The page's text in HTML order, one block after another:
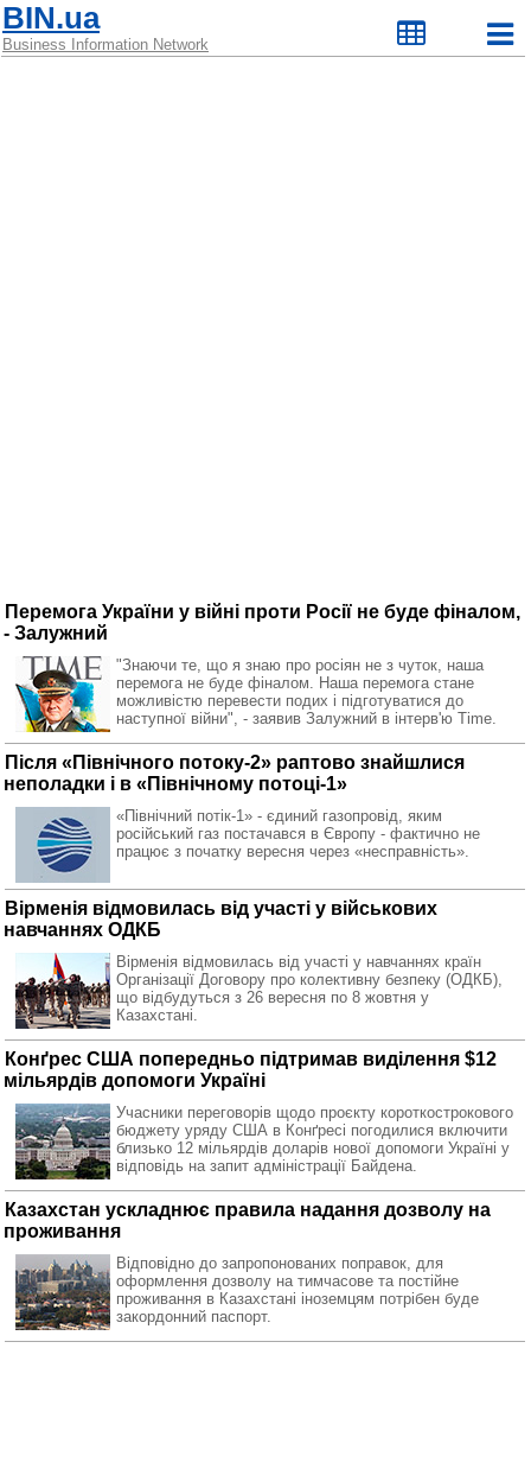
BIN.ua
Business Information Network
Перемога України у війні проти Росії не буде фіналом,
- Залужний
"Знаючи те, що я знаю про росіян не з чуток, наша
перемога не буде фіналом. Наша перемога стане
можливістю перевести подих і підготуватися до
наступної війни", - заявив Залужний в інтерв'ю Time.
Після «Північного потоку-2» раптово знайшлися
неполадки і в «Північному потоці-1»
«Північний потік-1» - єдиний газопровід, яким
російський газ постачався в Європу - фактично не
працює з початку вересня через «несправність».
Вірменія відмовилась від участі у військових
навчаннях ОДКБ
Вірменія відмовилась від участі у навчаннях країн
Організації Договору про колективну безпеку (ОДКБ),
що відбудуться з 26 вересня по 8 жовтня у
Казахстані.
Конґрес США попередньо підтримав виділення $12
мільярдів допомоги Україні
Учасники переговорів щодо проєкту короткострокового
бюджету уряду США в Конґресі погодилися включити
близько 12 мільярдів доларів нової допомоги Україні у
відповідь на запит адміністрації Байдена.
Казахстан ускладнює правила надання дозволу на
проживання
Відповідно до запропонованих поправок, для
оформлення дозволу на тимчасове та постійне
проживання в Казахстані іноземцям потрібен буде
закордонний паспорт.